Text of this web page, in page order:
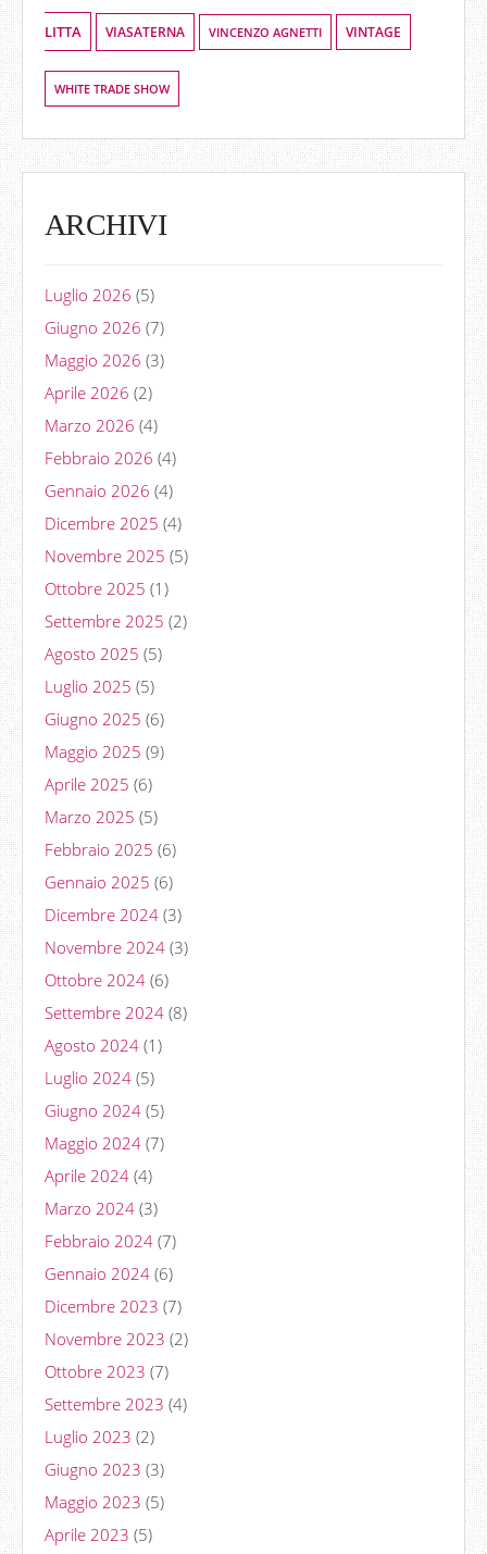
LITTA VIASATERNA VINCENZO AGNETTI VINTAGE
WHITE TRADE SHOW
ARCHIVI
Luglio 2026 (5)
Giugno 2026 (7)
Maggio 2026 (3)
Aprile 2026 (2)
Marzo 2026 (4)
Febbraio 2026 (4)
Gennaio 2026 (4)
Dicembre 2025 (4)
Novembre 2025 (5)
Ottobre 2025 (1)
Settembre 2025 (2)
Agosto 2025 (5)
Luglio 2025 (5)
Giugno 2025 (6)
Maggio 2025 (9)
Aprile 2025 (6)
Marzo 2025 (5)
Febbraio 2025 (6)
Gennaio 2025 (6)
Dicembre 2024 (3)
Novembre 2024 (3)
Ottobre 2024 (6)
Settembre 2024 (8)
Agosto 2024 (1)
Luglio 2024 (5)
Giugno 2024 (5)
Maggio 2024 (7)
Aprile 2024 (4)
Marzo 2024 (3)
Febbraio 2024 (7)
Gennaio 2024 (6)
Dicembre 2023 (7)
Novembre 2023 (2)
Ottobre 2023 (7)
Settembre 2023 (4)
Luglio 2023 (2)
Giugno 2023 (3)
Maggio 2023 (5)
Aprile 2023 (5)